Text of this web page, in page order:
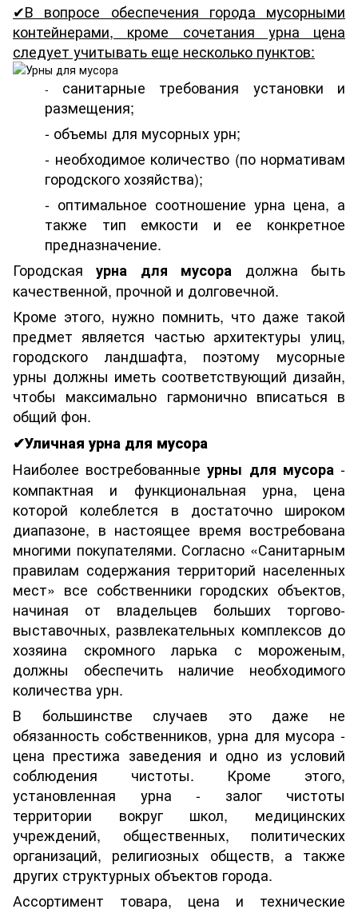
✔В вопросе обеспечения города мусорными
контейнерами, кроме сочетания урна цена
следует учитывать еще несколько пунктов:
-
санитарные требования установки и
размещения;
- объемы для мусорных урн;
- необходимое количество (по нормативам
городского хозяйства);
- оптимальное соотношение урна цена, а
также тип емкости и ее конкретное
предназначение.
Городскаяурна для мусора должна быть
качественной, прочной и долговечной.
Кроме этого, нужно помнить, что даже такой
предмет является частью архитектуры улиц,
городского ландшафта, поэтому мусорные
урны должны иметь соответствующий дизайн,
чтобы максимально гармонично вписаться в
общий фон.
✔Уличная урна для мусора
Наиболее востребованныеурны для мусора -
компактная и функциональная урна, цена
которой колеблется в достаточно широком
диапазоне, в настоящее время востребована
многими покупателями. Согласно «Санитарным
правилам содержания территорий населенных
мест» все собственники городских объектов,
начиная от владельцев больших торгово-
выставочных, развлекательных комплексов до
хозяина скромного ларька с мороженым,
должны обеспечить наличие необходимого
количества урн.
В большинстве случаев это даже не
обязанность собственников, урна для мусора -
цена престижа заведения и одно из условий
соблюдения чистоты. Кроме этого,
установленная урна - залог чистоты
территории вокруг школ, медицинских
учреждений, общественных, политических
организаций, религиозных обществ, а также
других структурных объектов города.
Ассортимент товара, цена и технические